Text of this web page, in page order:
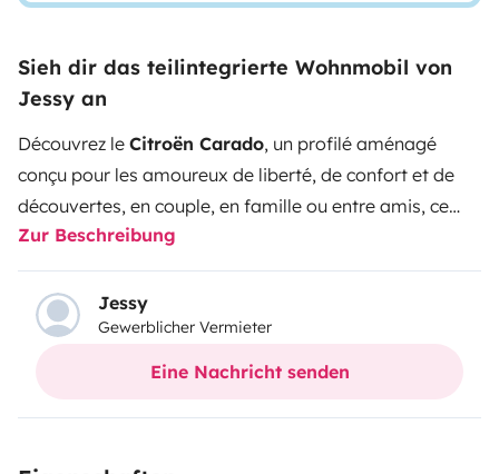
Sieh dir das teilintegrierte Wohnmobil von
Jessy an
Découvrez le Citroën Carado, un profilé aménagé
conçu pour les amoureux de liberté, de confort et de
découvertes, en couple, en famille ou entre amis, ce
véhicule combine élégance et praticité en matière
d’aménagement.Base du véhicule: Citroën
Jumper
Motorisation
Transmission: Boîte manuelle
: 10 L/100 km Dimensions :
mAménagement IntérieurEspaces de vie bien
Zur Beschreibung
Jessy
Gewerblicher Vermieter
Eine Nachricht senden